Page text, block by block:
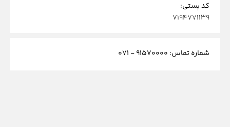
کد پستی:
۷۱۹۴۷۷۱۱۳۹
شماره تماس: ۹۱۵۷۰۰۰۰ - ۰۷۱